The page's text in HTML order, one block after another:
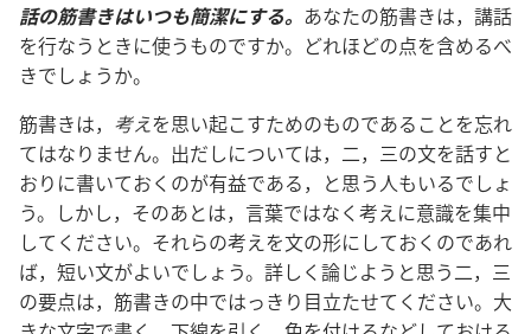
話の筋書きはいつも簡潔にする。 あなたの筋書きは，講話
を行なうときに使うものですか。どれほどの点を含めるべ
きでしょうか。
筋書きは， 考えを思い起こすためのものであることを忘れ
てはなりません。出だしについては，二，三の文を話すと
おりに書いておくのが有益である，と思う人もいるでしょ
う。しかし，そのあとは，言葉ではなく考えに意識を集中
してください。それらの考えを文の形にしておくのであれ
ば，短い文がよいでしょう。詳しく論じようと思う二，三
の要点は，筋書きの中ではっきり目立たせてください。大